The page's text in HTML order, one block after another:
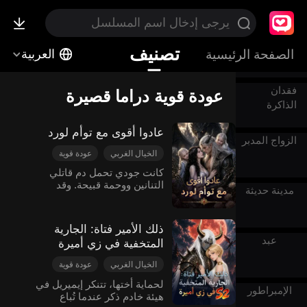
الصفحة الرئيسية تصنيف العربية
فقدان
الذاكرة
الزواج المدبر
مدينة حديثة
عبد
الإمبراطور
عودة قوية دراما قصيرة
‫عادوا أقوى مع توأم لورد‬
الخيال الغربي
عودة قوية
ليلة واحدة
طفل ظريف
رومانسي حلو
‫كانت جودي تحمل دم قاتلي
التنانين ووحمة قبيحة. وقد
المحترقة، الملعون بأن يحترق
حياً لمدة قرن. وكانت لمستها
هي الشيء الوحيد القادر على
إخماد النار. وفي إحدى الليالي،
غادرت وهي حامل بتوأم. بعد
خمس سنوات، عادت جودي
إلى أراضي التنانين بحثًا عن
ذلك الأمير فتاة: الجارية
المتخفية في زي أميرة
الخيال الغربي
عودة قوية
نساء يرتدين ملابس الرجال
عبد
الخلاص
‫‫لحماية أختها، تتنكر ‫إيميريل‬ في
هيئة خادم ذكر عندما تُباع